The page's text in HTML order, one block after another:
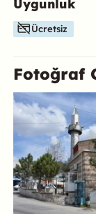
Bu mekanın öne
Uygunluk
Ücretsiz
Fotoğraf